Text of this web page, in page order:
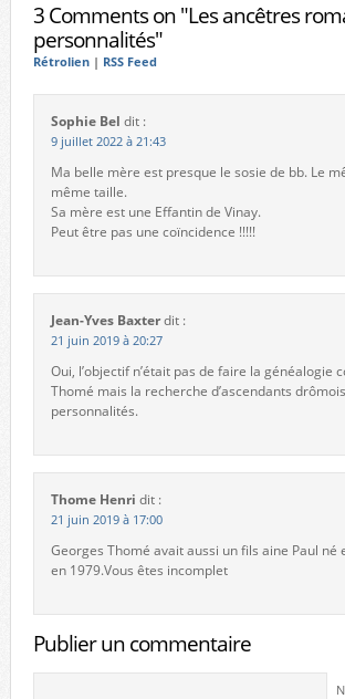
3 Comments on "Les ancêtres
personnalités"
Rétrolien| RSS Feed
Sophie Bel dit :
9 juillet 2022 à 21:43
Ma belle mère est presque le sosie de bb. Le
même taille.
Sa mère est une Effantin de Vinay.
Peut être pas une coïncidence !!!!!
Jean-Yves Baxterdit :
21 juin 2019 à 20:27
Oui, l’objectif n’était pas de faire la généalogie
Thomé mais la recherche d’ascendants
personnalités.
Thome Henri dit :
21 juin 2019 à 17:00
Georges Thomé avait aussi un fils aine Paul né
en 1979.Vous êtes incomplet
Publier un commentaire